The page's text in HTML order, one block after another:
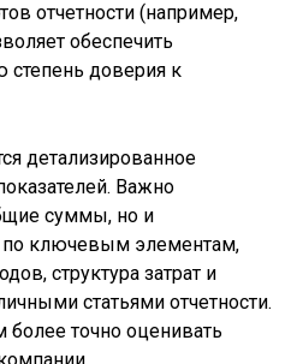
отчетности (например,
обеспечить
степень доверия к
детализированное
Важно
суммы, но и
по ключевым элементам,
структура затрат и
статьями отчетности.
более точно оценивать